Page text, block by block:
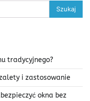
tradycyjnego?
i zastosowanie
okna bez